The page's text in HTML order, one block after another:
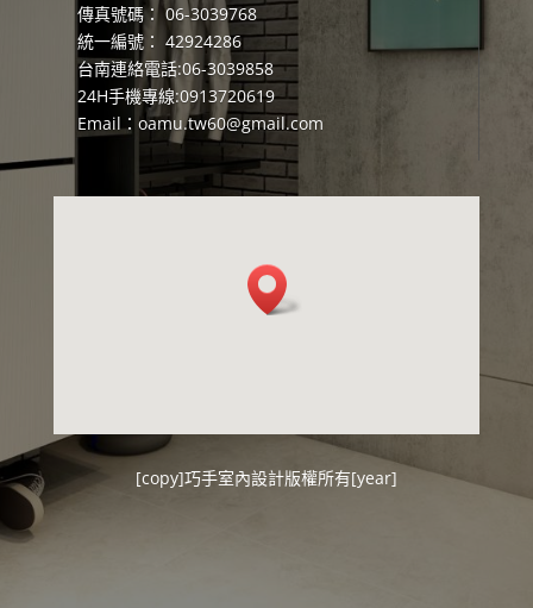
傳真號碼： 06-3039768
統一編號： 42924286
台南連絡電話:06-3039858
24H手機專線:0913720619
Email： oamu.tw60@gmail.com
[copy]巧手室內設計版權所有[year]